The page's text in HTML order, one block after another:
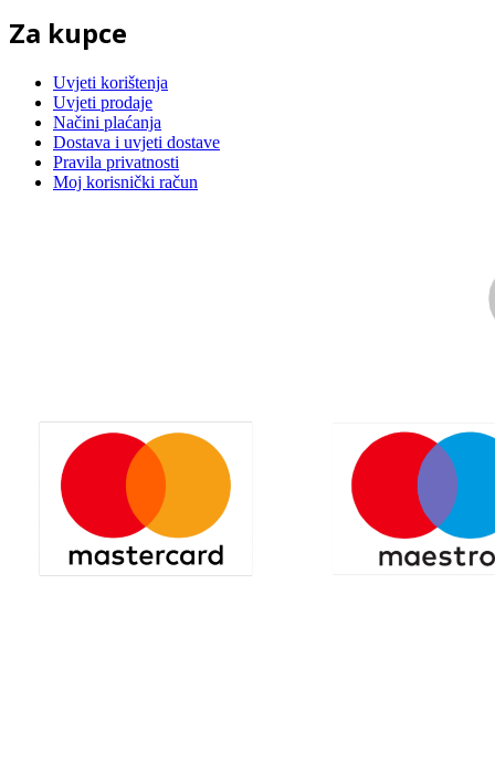
Za kupce
Uvjeti korištenja
Uvjeti prodaje
Načini plaćanja
Dostava i uvjeti dostave
Pravila privatnosti
Moj korisnički račun